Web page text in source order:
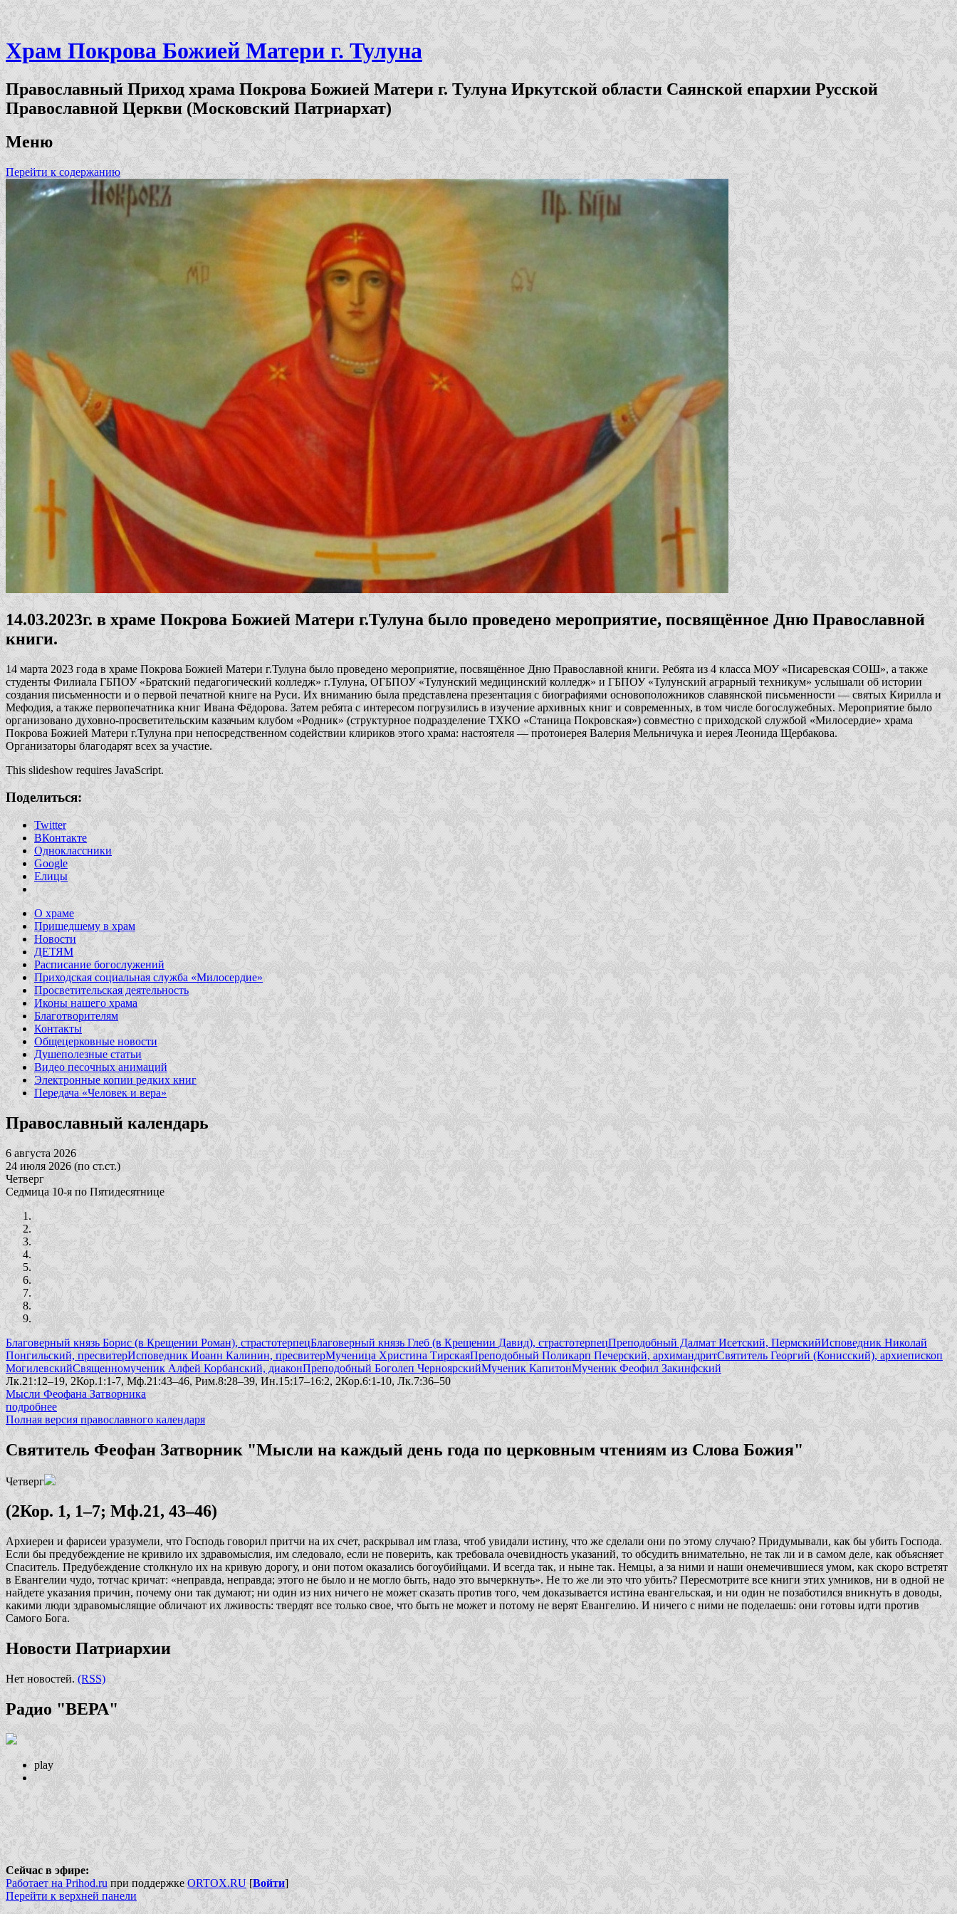
Храм Покрова Божией Матери г. Тулуна
Православный Приход храма Покрова Божией Матери г. Тулуна Иркутской области Саянской епархии Русской
Православной Церкви (Московский Патриархат)
Меню
Перейти к содержанию
14.03.2023г. в храме Покрова Божией Матери г.Тулуна было проведено мероприятие, посвящённое Дню Православной
книги.
14 марта 2023 года в храме Покрова Божией Матери г.Тулуна было проведено мероприятие, посвящённое Дню Православной книги. Ребята из 4 класса МОУ «Писаревская СОШ», а также
студенты Филиала ГБПОУ «Братский педагогический колледж» г.Тулуна, ОГБПОУ «Тулунский медицинский колледж» и ГБПОУ «Тулунский аграрный техникум» услышали об истории
создания письменности и о первой печатной книге на Руси. Их вниманию была представлена презентация с биографиями основоположников славянской письменности — святых Кирилла и
Мефодия, а также первопечатника книг Ивана Фёдорова. Затем ребята с интересом погрузились в изучение архивных книг и современных, в том числе богослужебных. Мероприятие было
организовано духовно-просветительским казачьим клубом «Родник» (структурное подразделение ТХКО «Станица Покровская») совместно с приходской службой «Милосердие» храма
Покрова Божией Матери г.Тулуна при непосредственном содействии клириков этого храма: настоятеля — протоиерея Валерия Мельничука и иерея Леонида Щербакова.
Организаторы благодарят всех за участие.
This slideshow requires JavaScript.
Поделиться:
Twitter
ВКонтакте
Одноклассники
Google
Елицы
О храме
Пришедшему в храм
Новости
ДЕТЯМ
Расписание богослужений
Приходская социальная служба «Милосердие»
Просветительская деятельность
Иконы нашего храма
Благотворителям
Контакты
Общецерковные новости
Душеполезные статьи
Видео песочных анимаций
Электронные копии редких книг
Передача «Человек и вера»
Православный календарь
6 августа 2026
24 июля 2026 (по ст.ст.)
Четверг
Седмица 10-я по Пятидесятнице
Благоверный князь Борис (в Крещении Роман), страстотерпецБлаговерный князь Глеб (в Крещении Давид), страстотерпецПреподобный Далмат Исетский, ПермскийИсповедник Николай
Понгильский, пресвитерИсповедник Иоанн Калинин, пресвитерМученица Христина ТирскаяПреподобный Поликарп Печерский, архимандритСвятитель Георгий (Конисский), архиепископ
МогилевскийСвященномученик Алфей Корбанский, диаконПреподобный Боголеп ЧерноярскийМученик КапитонМученик Феофил Закинфский
Лк.21:12–19, 2Кор.1:1-7, Мф.21:43–46, Рим.8:28–39, Ин.15:17–16:2, 2Кор.6:1-10, Лк.7:36–50
Мысли Феофана Затворника
подробнее
Полная версия православного календаря
Святитель Феофан Затворник "Мысли на каждый день года по церковным чтениям из Слова Божия"
Четверг
(2Кор. 1, 1–7; Мф.21, 43–46)
Архиереи и фарисеи уразумели, что Господь говорил притчи на их счет, раскрывал им глаза, чтоб увидали истину, что же сделали они по этому случаю? Придумывали, как бы убить Господа.
Если бы предубеждение не кривило их здравомыслия, им следовало, если не поверить, как требовала очевидность указаний, то обсудить внимательно, не так ли и в самом деле, как объясняет
Спаситель. Предубеждение столкнуло их на кривую дорогу, и они потом оказались богоубийцами. И всегда так, и ныне так. Немцы, а за ними и наши онемечившиеся умом, как скоро встретят
в Евангелии чудо, тотчас кричат: «неправда, неправда; этого не было и не могло быть, надо это вычеркнуть». Не то же ли это что убить? Пересмотрите все книги этих умников, ни в одной не
найдете указания причин, почему они так думают; ни один из них ничего не может сказать против того, чем доказывается истина евангельская, и ни один не позаботился вникнуть в доводы,
какими люди здравомыслящие обличают их лживость: твердят все только свое, что быть не может и потому не верят Евангелию. И ничего с ними не поделаешь: они готовы идти против
Самого Бога.
Новости Патриархии
Нет новостей. (RSS)
Радио "ВЕРА"
play
Сейчас в эфире:
Работает на Prihod.ru при поддержкеORTOX.RU[Войти]
Перейти к верхней панели